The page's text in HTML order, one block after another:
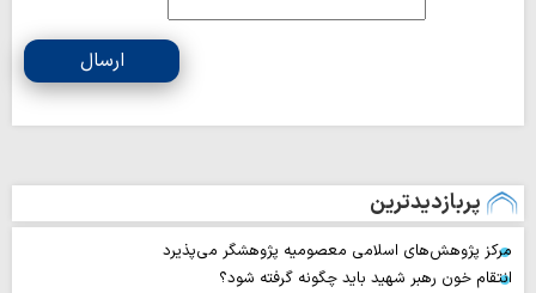
ارسال
پربازدیدترین
مرکز پژوهش‌های اسلامی معصومیه پژوهشگر می‌پذیرد
انتقام خون رهبر شهید باید چگونه گرفته شود؟